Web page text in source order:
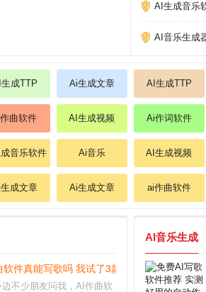
AI生成音乐
AI音乐生成
成TTP Ai生成文章 AI生成TTP
曲软件 AI生成视频 Ai作词软件
音乐软件 Ai音乐 AI生成视频
成文章 Ai生成文章 ai作曲软件
软件真能写歌吗 我试了3款分享心得_
边不少朋友问我，AI作曲软
AI音乐生成